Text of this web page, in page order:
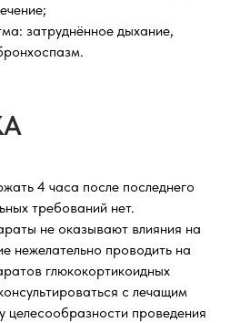
затруднённое дыхание,
4 часа после последнего
требований нет.
не оказывают влияния на
нежелательно проводить на
глюкокортикоидных
с лечащим
целесообразности проведения